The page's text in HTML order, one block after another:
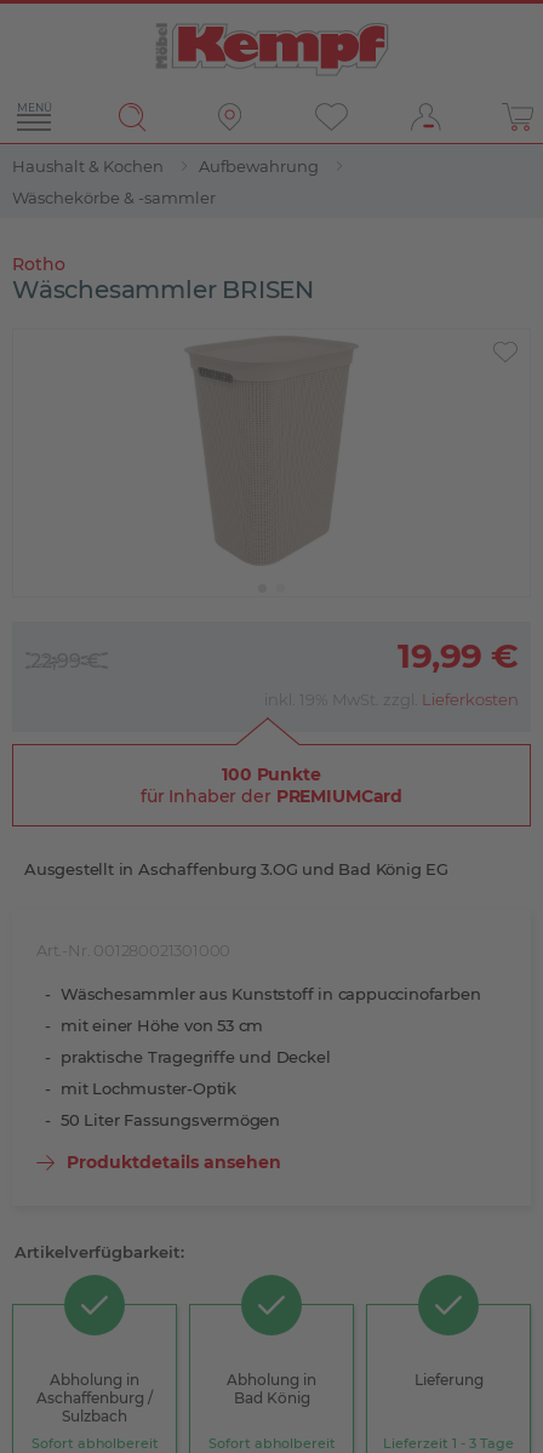
MENÜ
Haushalt & Kochen
Aufbewahrung
Wäschekörbe & -sammler
Rotho
Wäschesammler BRISEN
Art.-Nr. 001280021301000
Wäschesammler aus Kunststoff in cappuccinofarben
mit einer Höhe von 53 cm
praktische Tragegriffe und Deckel
mit Lochmuster-Optik
50 Liter Fassungsvermögen
Produktdetails ansehen
Artikelverfügbarkeit:
Abholung in
Aschaffenburg /
Sulzbach
Sofort abholbereit
Abholung in
Bad König
Sofort abholbereit
Lieferung
Lieferzeit 1 - 3 Tage
19,99 €
inkl. 19% MwSt. zzgl. Lieferkosten
100 Punkte
für Inhaber der PREMIUMCard
Ausgestellt in Aschaffenburg 3.OG und Bad König EG